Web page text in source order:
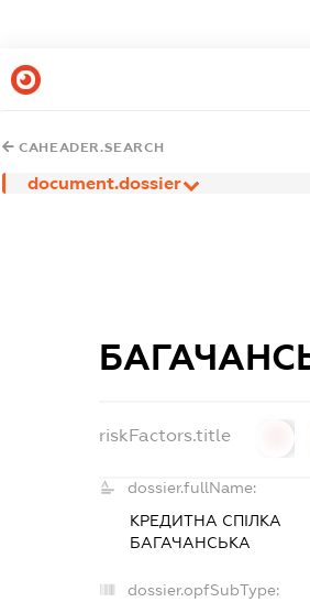
CAHEADER.SEARCH
document.dossier
riskFactors.title
dossier.fullName:
КРЕДИТНА СПІЛКА
БАГАЧАНСЬКА
dossier.opfSubType: